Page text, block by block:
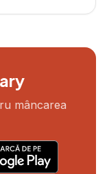
mâncarea